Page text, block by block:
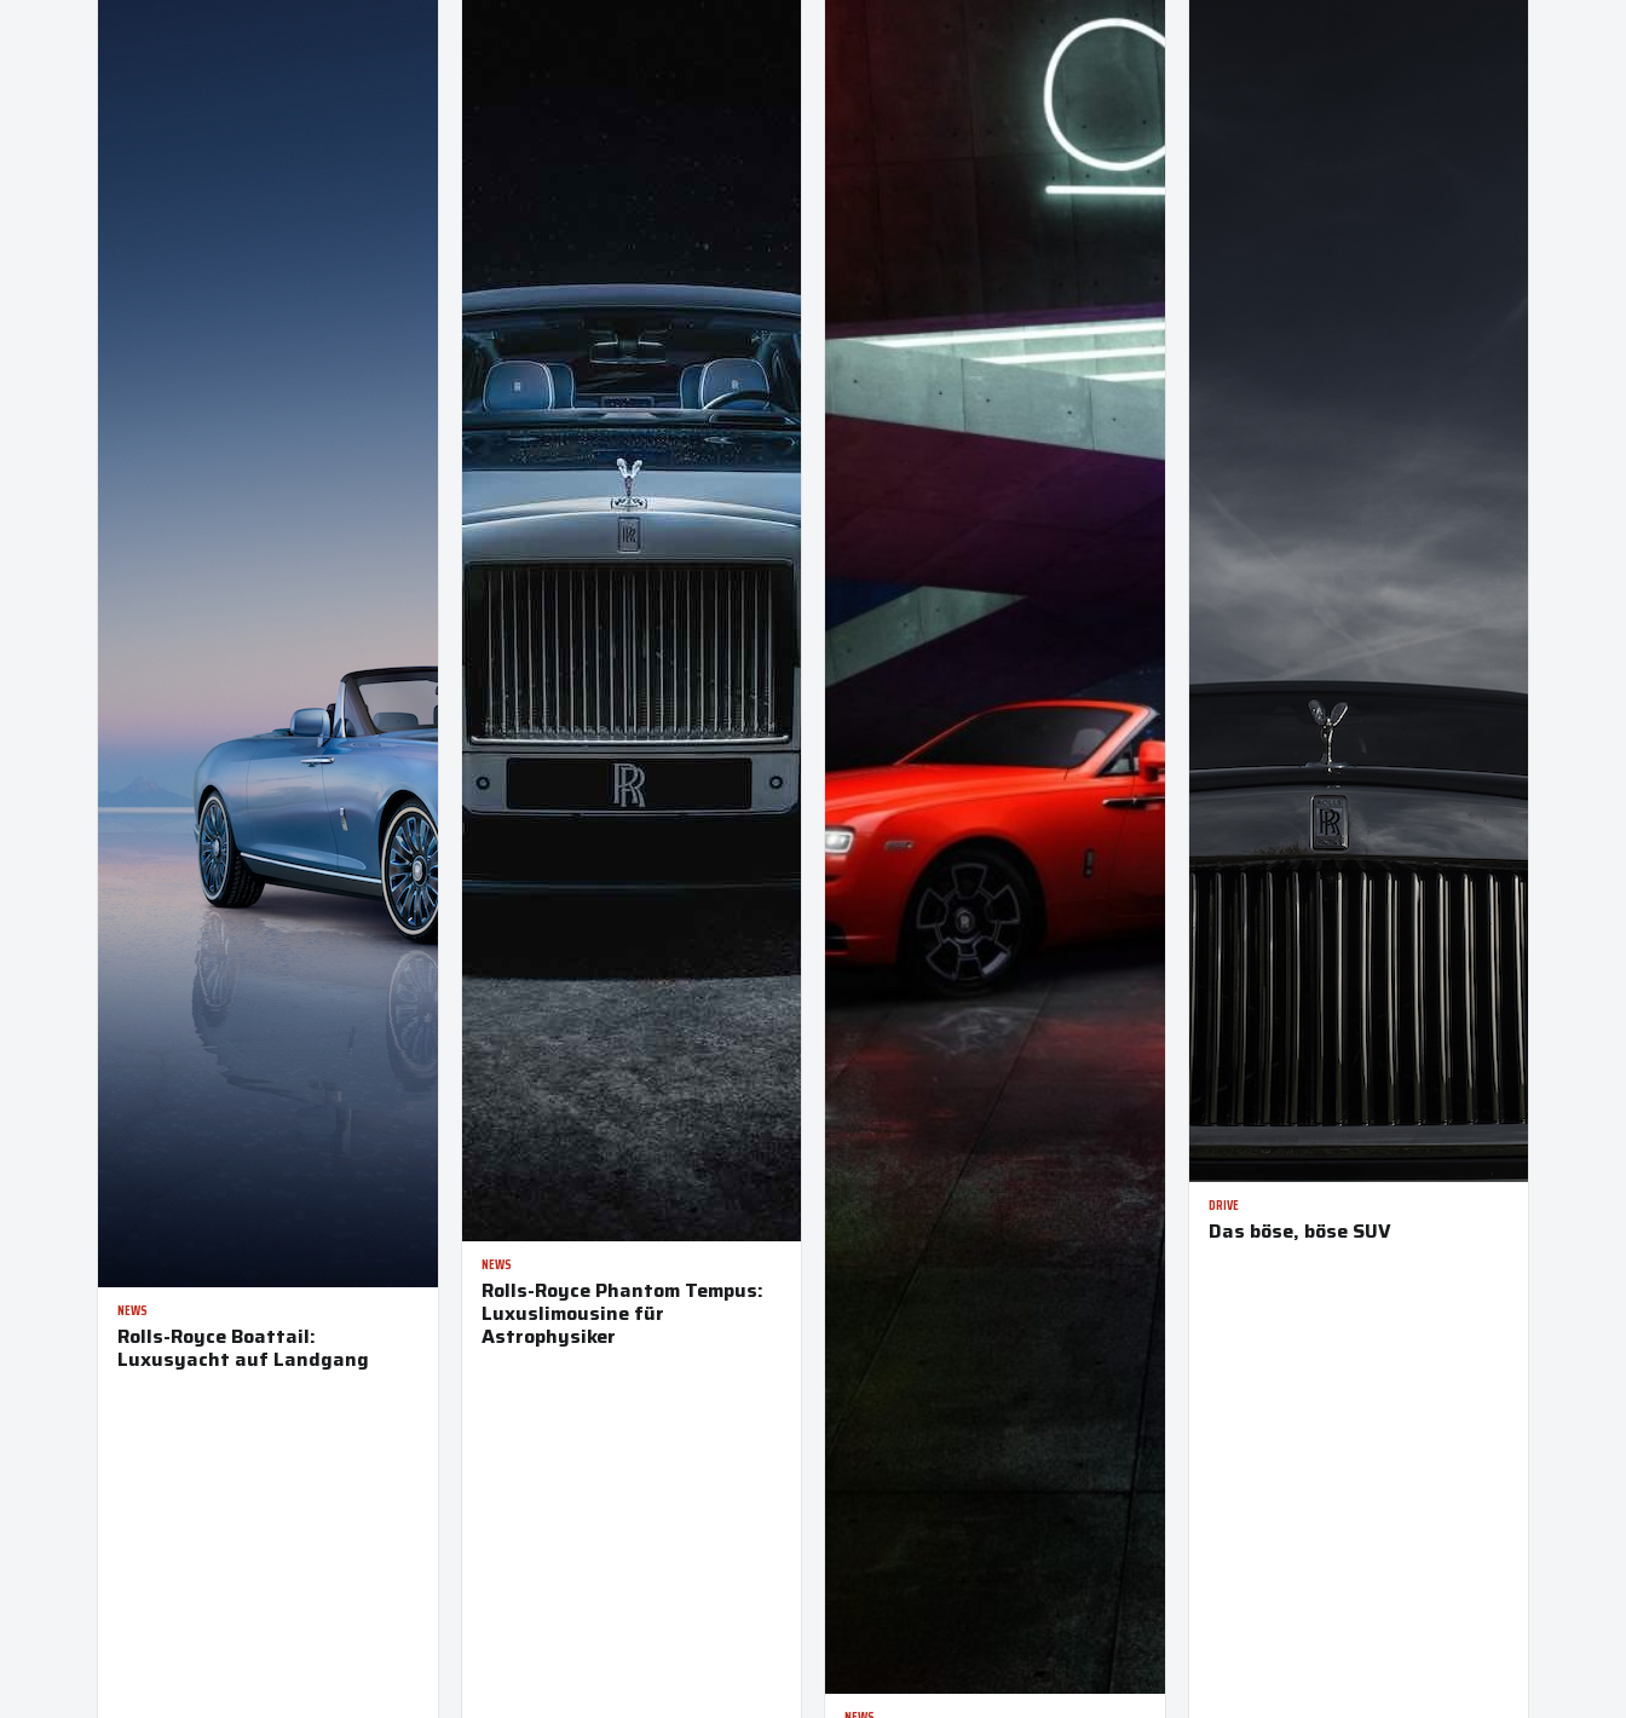
NEWS
Rolls-Royce Boattail:
Luxusyacht auf Landgang
NEWS
Rolls-Royce Phantom Tempus:
Luxuslimousine für
Astrophysiker
DRIVE
Das böse, böse SUV